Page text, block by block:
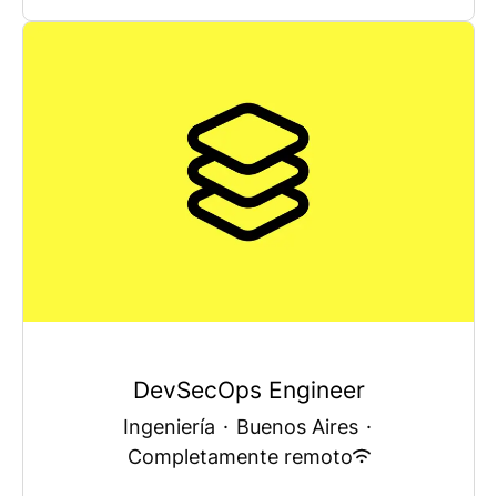
DevSecOps Engineer
Ingeniería · Buenos Aires ·
Completamente remoto